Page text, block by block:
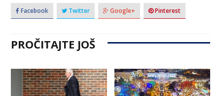
Facebook Twitter Google+ Pinterest
PROČITAJTE JOŠ